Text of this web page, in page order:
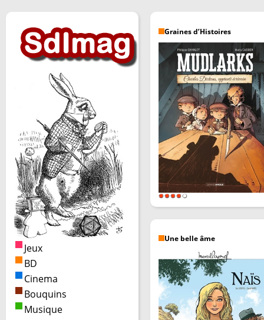
Jeux
BD
Cinema
Bouquins
Musique
Graines d’Histoires
Une belle âme